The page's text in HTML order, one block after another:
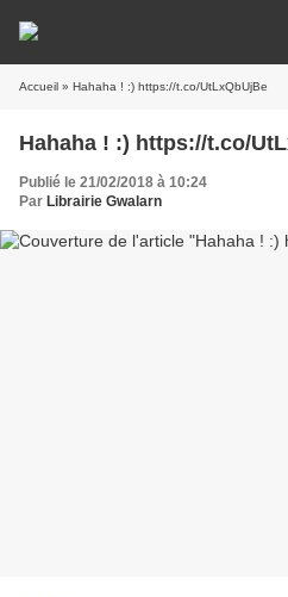
Accueil » Hahaha ! :) https://t.co/UtLxQbUjBe
Hahaha ! :) https://t.co/
Publié le 21/02/2018 à 10:24
Par Librairie Gwalarn